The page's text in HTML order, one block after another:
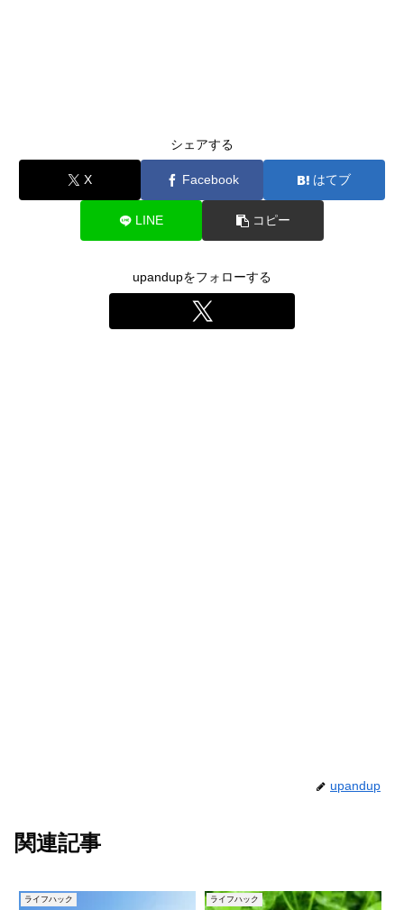
シェアする
X Facebook はてブ
LINE コピー
upandupをフォローする
upandup
関連記事
ライフハック ライフハック